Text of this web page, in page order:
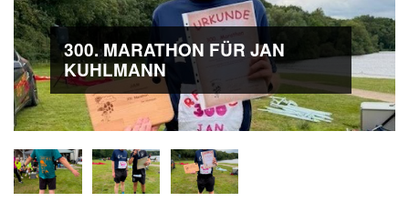
300. MARATHON FÜR JAN
KUHLMANN